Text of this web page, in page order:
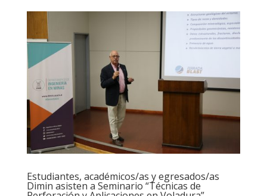
Estudiantes, académicos/as y egresados/as
Dimin asisten a Seminario “Técnicas de